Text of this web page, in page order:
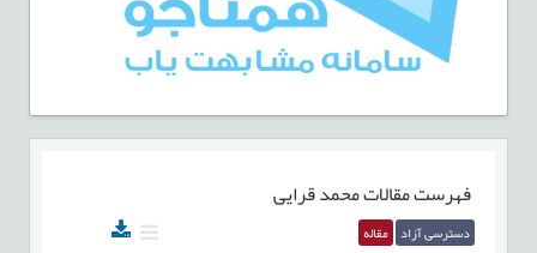
فهرست مقالاتمحمد قرایی
دسترسی آزاد مقاله